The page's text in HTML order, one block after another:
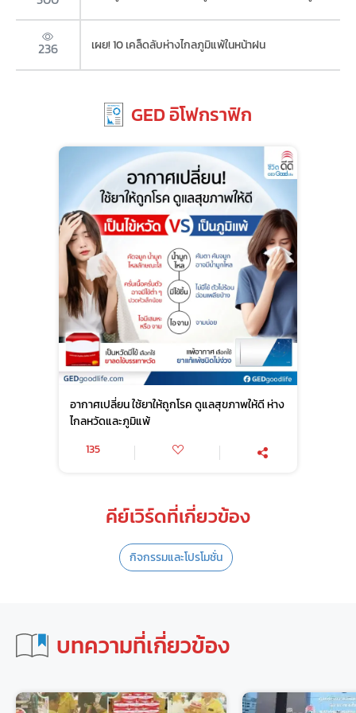
236 เผย! 10 เคล็ดลับห่างไกลภูมิแพ้ในหน้าฝน
GED อิโฟกราฟิก
อากาศเปลี่ยน ใช้ยาให้ถูกโรค ดูแลสุขภาพให้ดี ห่าง
ไกลหวัดและภูมิแพ้
135
คีย์เวิร์ดที่เกี่ยวข้อง
กิจกรรมและโปรโมชั่น
บทความที่เกี่ยวข้อง